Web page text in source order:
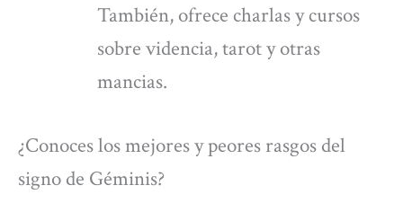
También, ofrece charlas y cursos
sobre videncia, tarot y otras
mancias.
¿Conoces los mejores y peores rasgos del
signo de Géminis?